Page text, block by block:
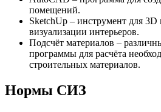
помещений.
SketchUp – инструмент для
визуализации интерьеров.
Подсчёт материалов –
программы для расчёта
строительных материалов.
Нормы СИЗ